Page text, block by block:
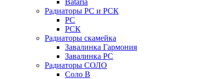
Bataria
Радиаторы РС и РСК
РС
РСК
Радиаторы скамейка
Завалинка Гармония
Завалинка РС
Радиаторы СОЛО
Соло В